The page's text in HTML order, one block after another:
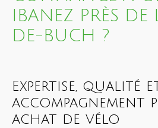
IBANEZ PRÈS DE
DE-BUCH ?
Expertise, qualité
accompagnement
achat de vélo